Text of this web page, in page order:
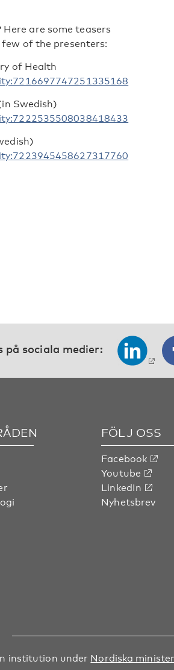
are some teasers
of the presenters:
of Health
Swedish)
på sociala medier:
FÖLJ OSS
Facebook
Youtube
LinkedIn
Nyhetsbrev
institution under Nordiska